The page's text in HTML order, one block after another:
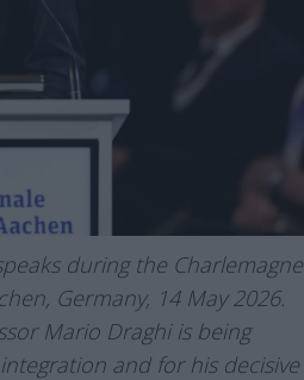
during the Charlemagne
Germany, 14 May 2026.
Mario Draghi is being
and for his decisive